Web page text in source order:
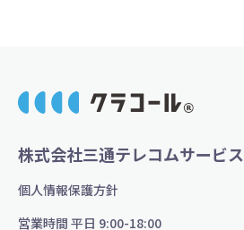
株式会社三通テレコムサービス
個人情報保護方針
営業時間 平日 9:00-18:00